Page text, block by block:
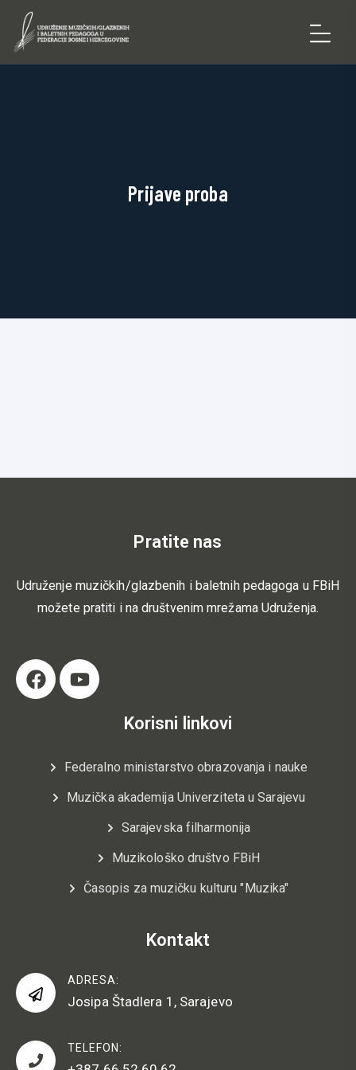
Prijave proba
Pratite nas
Udruženje muzičkih/glazbenih i baletnih pedagoga u FBiH
možete pratiti i na društvenim mrežama Udruženja.
Korisni linkovi
Federalno ministarstvo obrazovanja i nauke
Muzička akademija Univerziteta u Sarajevu
Sarajevska filharmonija
Muzikološko društvo FBiH
Časopis za muzičku kulturu "Muzika"
Kontakt
ADRESA:
Josipa Štadlera 1, Sarajevo
TELEFON: